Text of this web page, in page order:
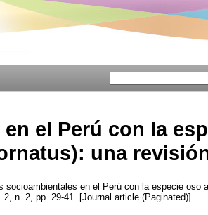
el Perú con la
una
socioambientales en el Perú con la especie oso
2, n. 2, pp. 29-41. [Journal article (Paginated)]